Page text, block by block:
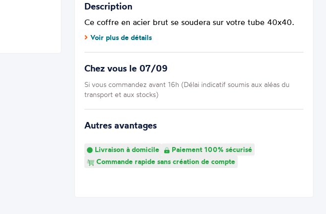
Description
Ce coffre en acier brut se soudera sur votre tube 40x40.
Voir plus de détails
Chez vous le 07/09
Si vous commandez avant 16h (Délai indicatif soumis aux aléas du
transport et aux stocks)
Autres avantages
Livraison à domicile
Paiement 100% sécurisé
Commande rapide sans création de compte